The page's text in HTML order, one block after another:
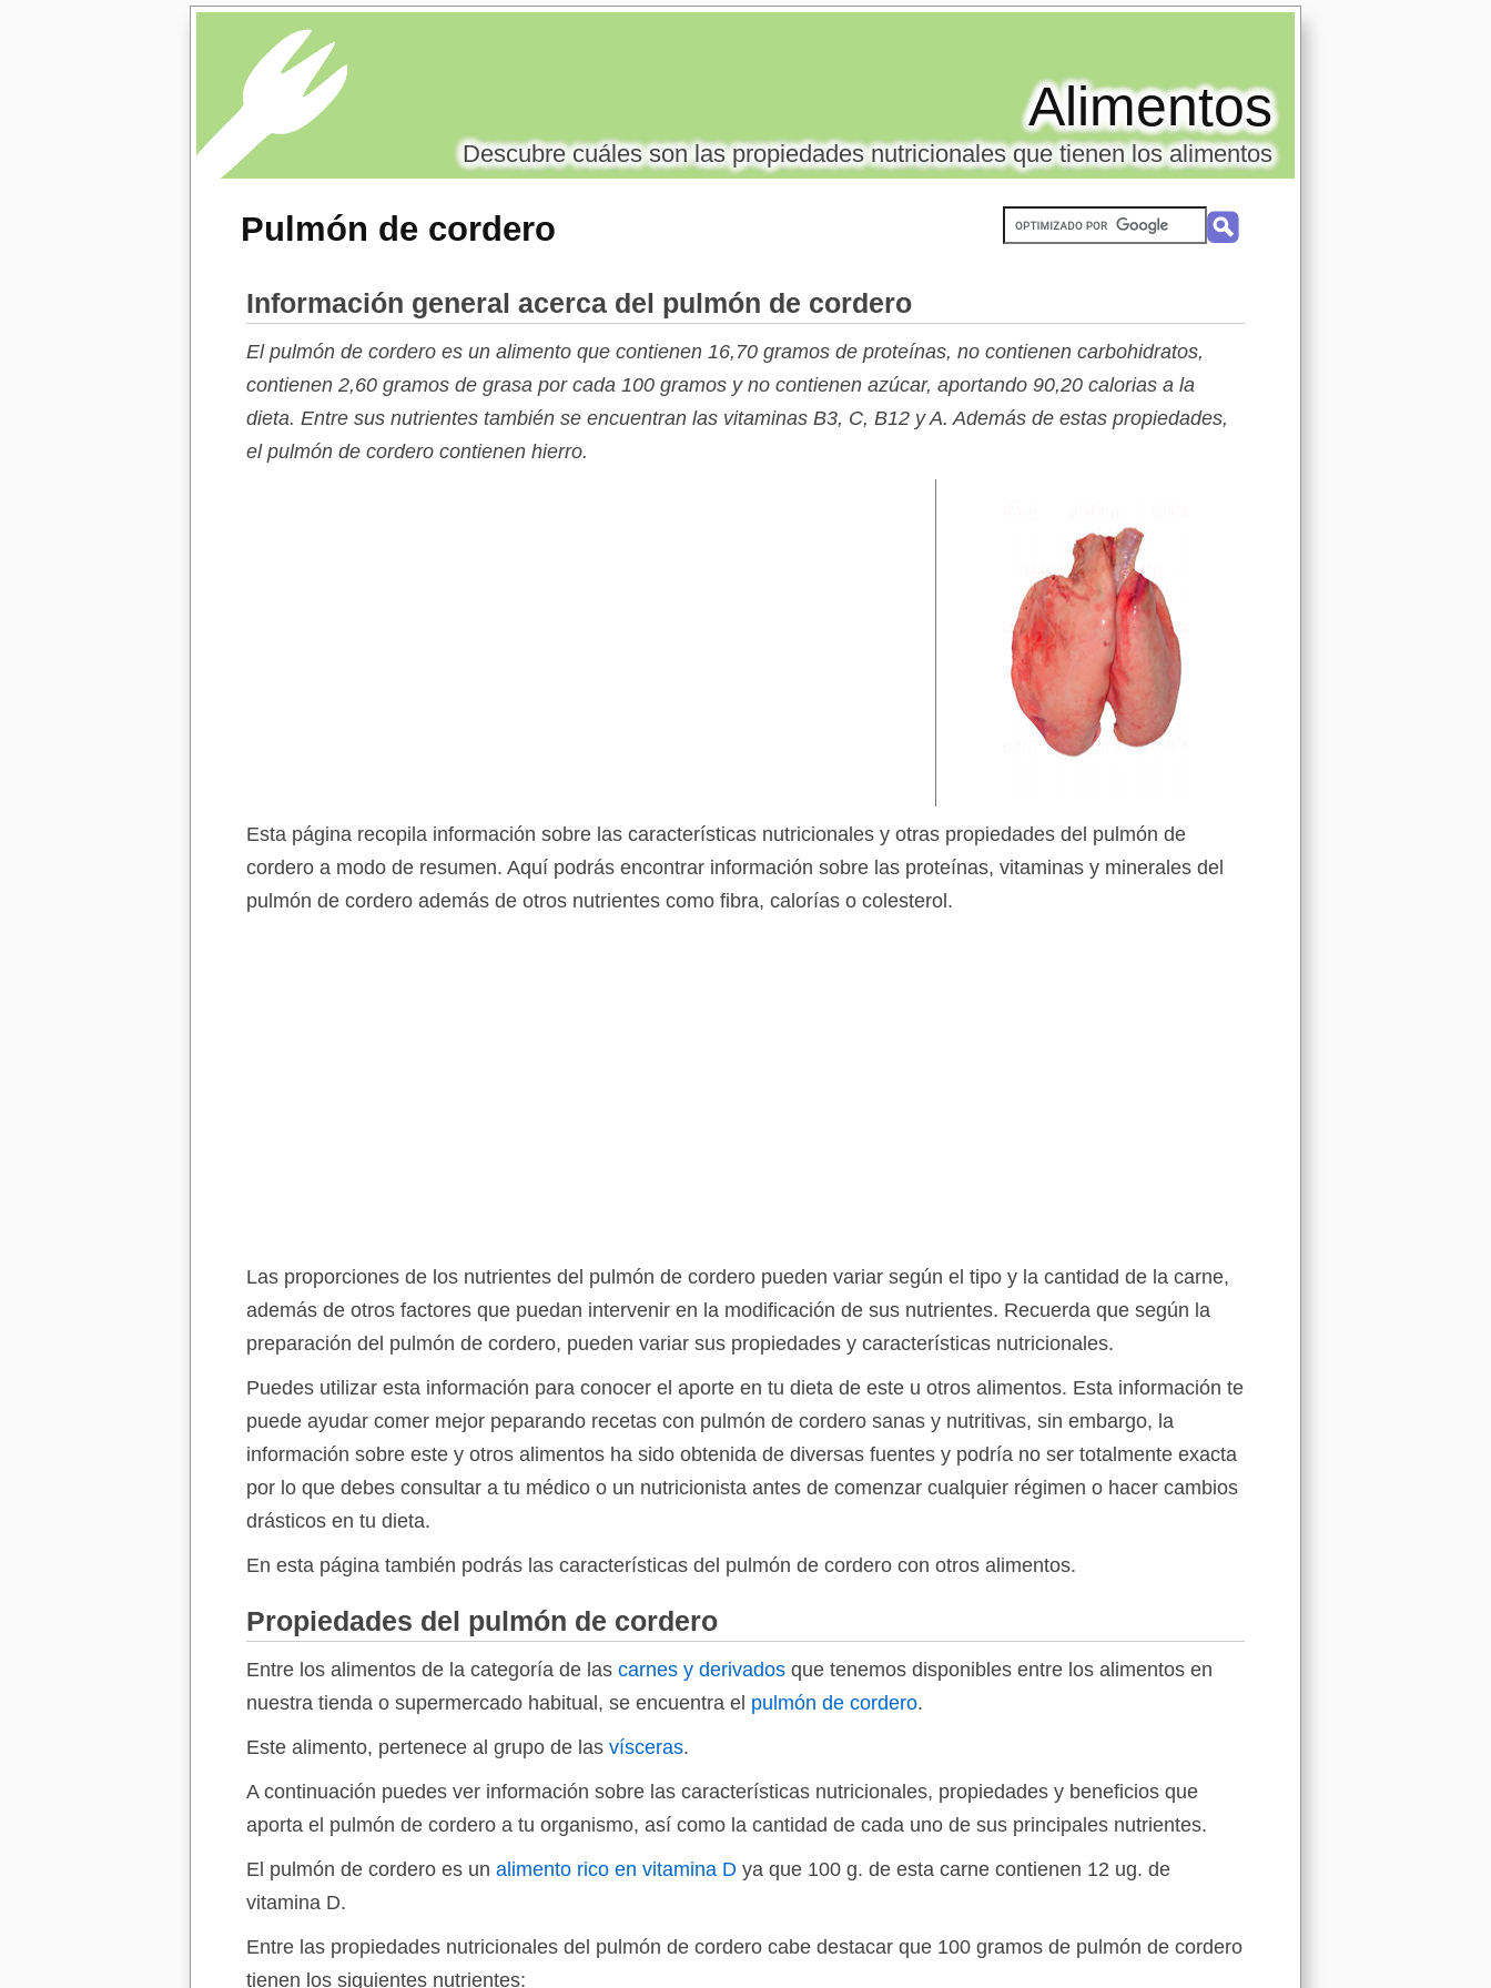
Pulmón de cordero
Alimentos
Descubre cuáles son las propiedades nutricionales que tienen los alimentos
Información general acerca del pulmón de cordero
El pulmón de cordero es un alimento que contienen 16,70 gramos de proteínas, no contienen carbohidratos,
contienen 2,60 gramos de grasa por cada 100 gramos y no contienen azúcar, aportando 90,20 calorias a la
dieta. Entre sus nutrientes también se encuentran las vitaminas B3, C, B12 y A. Además de estas propiedades,
el pulmón de cordero contienen hierro.
Esta página recopila información sobre las características nutricionales y otras propiedades del pulmón de
cordero a modo de resumen. Aquí podrás encontrar información sobre las proteínas, vitaminas y minerales del
pulmón de cordero además de otros nutrientes como fibra, calorías o colesterol.
Las proporciones de los nutrientes del pulmón de cordero pueden variar según el tipo y la cantidad de la carne,
además de otros factores que puedan intervenir en la modificación de sus nutrientes. Recuerda que según la
preparación del pulmón de cordero, pueden variar sus propiedades y características nutricionales.
Puedes utilizar esta información para conocer el aporte en tu dieta de este u otros alimentos. Esta información te
puede ayudar comer mejor peparando recetas con pulmón de cordero sanas y nutritivas, sin embargo, la
información sobre este y otros alimentos ha sido obtenida de diversas fuentes y podría no ser totalmente exacta
por lo que debes consultar a tu médico o un nutricionista antes de comenzar cualquier régimen o hacer cambios
drásticos en tu dieta.
En esta página también podrás las características del pulmón de cordero con otros alimentos.
Propiedades del pulmón de cordero
Entre los alimentos de la categoría de las carnes y derivados que tenemos disponibles entre los alimentos en
nuestra tienda o supermercado habitual, se encuentra el pulmón de cordero.
Este alimento, pertenece al grupo de las vísceras.
A continuación puedes ver información sobre las características nutricionales, propiedades y beneficios que
aporta el pulmón de cordero a tu organismo, así como la cantidad de cada uno de sus principales nutrientes.
El pulmón de cordero es un alimento rico en vitamina D ya que 100 g. de esta carne contienen 12 ug. de
vitamina D.
Entre las propiedades nutricionales del pulmón de cordero cabe destacar que 100 gramos de pulmón de cordero
tienen los siguientes nutrientes: